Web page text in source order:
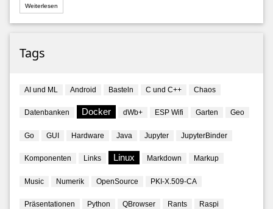
Weiterlesen
Tags
AI und ML Android Basteln C und C++ Chaos
Datenbanken Docker dWb+ ESP Wifi Garten Geo
Go GUI Hardware Java Jupyter JupyterBinder
Komponenten Links Linux Markdown Markup
Music Numerik OpenSource PKI-X.509-CA
Präsentationen Python QBrowser Rants Raspi